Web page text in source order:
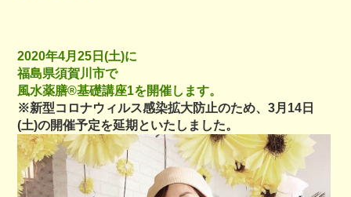
2020年4月25日(土)に
福島県須賀川市で
風水薬膳®︎基礎講座1を開催します。
※新型コロナウィルス感染拡大防止のため、3月14日
(土)の開催予定を延期といたしました。